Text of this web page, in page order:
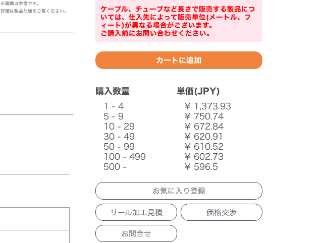
※画像は参考です。
詳細は製品仕様をご覧ください。
ケーブル、チューブなど長さで販売する製品につ
いては、仕入先によって販売単位(メートル、フ
ィート)が異なる場合がございます。
ご購入前にお問い合わせください。
購入数量
単価(JPY)
1 - 4
¥ 1,373.93
5 - 9
¥ 750.74
10 - 29
¥ 672.84
30 - 49
¥ 620.91
50 - 99
¥ 610.52
100 - 499
¥ 602.73
500 -
¥ 596.5
リール加工見積 価格交渉
お問合せ